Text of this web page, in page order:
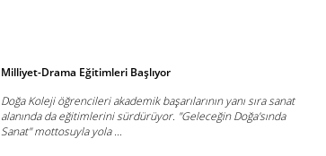
Milliyet-Drama Eğitimleri Başlıyor
Doğa Koleji öğrencileri akademik başarılarının yanı sıra sanat
alanında da eğitimlerini sürdürüyor. "Geleceğin Doğa'sında
Sanat" mottosuyla yola ...